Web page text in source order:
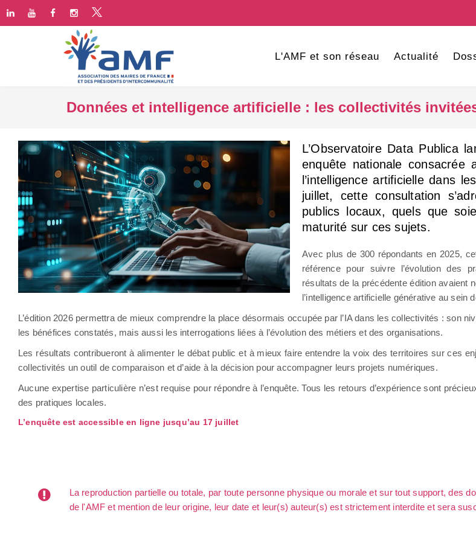
L'AMF et son réseau Actualité
Données et intelligence artificielle : les collectivités
L’Observatoire Data Publica
enquête nationale
l’intelligence artificielle dans
juillet, cette consultation
publics locaux, quels que
maturité sur ces sujets.
Avec plus de 300 répondants en 2025,
référence pour suivre l’évolution des
résultats de la précédente édition avaient
l’intelligence artificielle générative au sein
L’édition 2026 permettra de mieux comprendre la place désormais occupée par l’IA dans les collectivités : son
les bénéfices constatés, mais aussi les interrogations liées à l’évolution des métiers et des organisations.
Les résultats contribueront à alimenter le débat public et à mieux faire entendre la voix des territoires sur ces
collectivités un outil de comparaison et d’aide à la décision pour accompagner leurs projets numériques.
Aucune expertise particulière n’est requise pour répondre à l’enquête. Tous les retours d’expérience sont
des pratiques locales.
L’enquête est accessible en ligne jusqu’au 17 juillet
La reproduction partielle ou totale, par toute personne physique ou morale et sur tout support, des
de l'AMF et mention de leur origine, leur date et leur(s) auteur(s) est strictement interdite et sera